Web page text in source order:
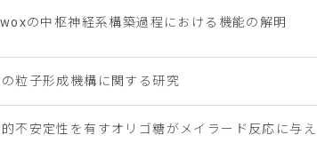
の中枢神経系構築過程における機能の解明
粒子形成機構に関する研究
不安定性を有すオリゴ糖がメイラード反応に与え